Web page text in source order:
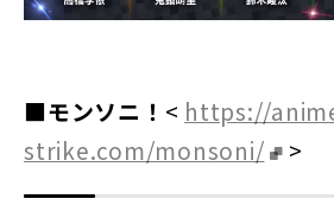
■モンソニ！ < https://
strike.com/monsoni/
>